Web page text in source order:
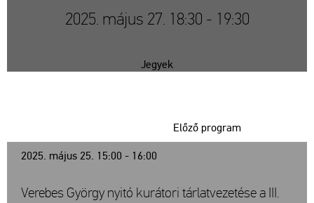
2025. május 27. 18:30 - 19:30
Jegyek
2025. május 25. 15:00 - 16:00
Előző program
Verebes György nyitó kurátori tárlatvezetése a III.